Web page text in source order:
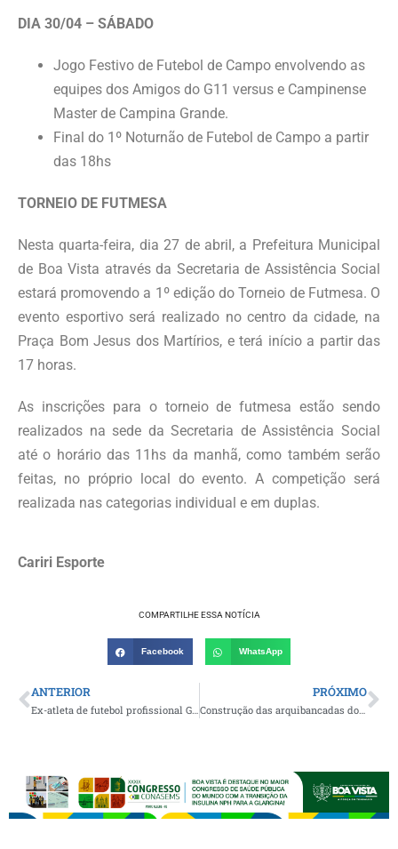
DIA 30/04 – SÁBADO
Jogo Festivo de Futebol de Campo envolvendo as
equipes dos Amigos do G11 versus e Campinense
Master de Campina Grande.
Final do 1º Noturnão de Futebol de Campo a partir
das 18hs
TORNEIO DE FUTMESA
Nesta quarta-feira, dia 27 de abril, a Prefeitura Municipal
de Boa Vista através da Secretaria de Assistência Social
estará promovendo a 1º edição do Torneio de Futmesa. O
evento esportivo será realizado no centro da cidade, na
Praça Bom Jesus dos Martírios, e terá início a partir das
17 horas.
As inscrições para o torneio de futmesa estão sendo
realizados na sede da Secretaria de Assistência Social
até o horário das 11hs da manhã, como também serão
feitas, no próprio local do evento. A competição será
realizada nas categorias individual e em duplas.
Cariri Esporte
COMPARTILHE ESSA NOTÍCIA
Facebook WhatsApp
ANTERIOR PRÓXIMO
Construção das arquibancadas do Estádio Municipal de Futebol do Congo segue em ritmo acelerado